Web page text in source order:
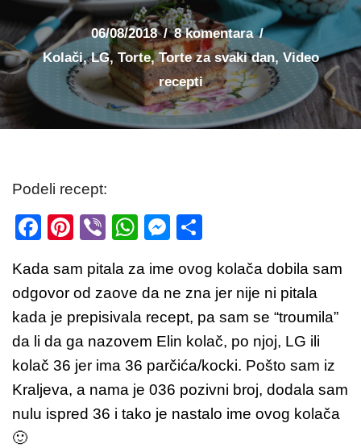
06/08/2018
8 komentara
Kolači,LG,Torte,Torte za svaki dan, Video
recepti
Podeli recept:
F
c
e
b
o
o
k
Pi
er
e
st
Vi
er
W
at
s
A
p
p
M
ss
e
n
g
er
ar
e
Kada sam pitala za ime ovog kolača dobila sam
odgovor od zaove da ne zna jer nije ni pitala
kada je prepisivala recept, pa sam se “troumila”
da li da ga nazovem Elin kolač, po njoj, LG ili
kolač 36 jer ima 36 parčića/kocki. Pošto sam iz
Kraljeva, a nama je 036 pozivni broj, dodala sam
nulu ispred 36 i tako je nastalo ime ovog kolača
🙂